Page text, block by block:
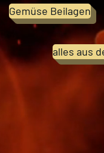
Gemüse Beilagen
alles aus